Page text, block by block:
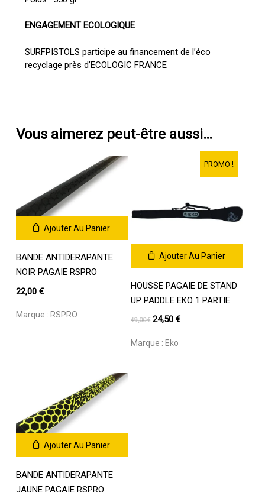
Votre panier est vide.
Go To Shop
ENGAGEMENT ECOLOGIQUE
SURFPISTOLS participe au financement de l’éco
recyclage près d’ECOLOGIC FRANCE
Vous aimerez peut-être aussi…
Ajouter Au Panier
BANDE ANTIDERAPANTE
NOIR PAGAIE RSPRO
22,00 €
Marque : RSPRO
PROMO !
Ajouter Au Panier
HOUSSE PAGAIE DE STAND
UP PADDLE EKO 1 PARTIE
49,00€ Le
initial
24,50€Le
Marque : Eko
Ajouter Au Panier
BANDE ANTIDERAPANTE
JAUNE PAGAIE RSPRO